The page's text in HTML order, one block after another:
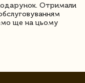
Отримали
ще на цьому